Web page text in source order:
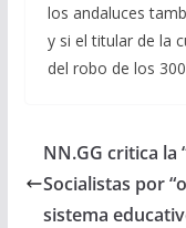
los andaluces
y si el titular de la
del robo de los
NN.GG critica la
Socialistas por
sistema